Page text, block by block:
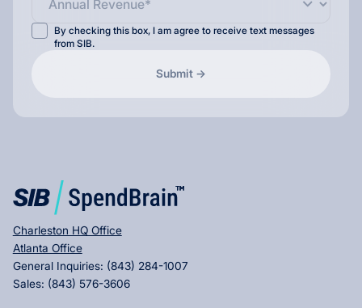
By checking this box, I am agree to receive text messages
from SIB.
Charleston HQ Office
Atlanta Office
General Inquiries: (843) 284-1007
Sales: (843) 576-3606